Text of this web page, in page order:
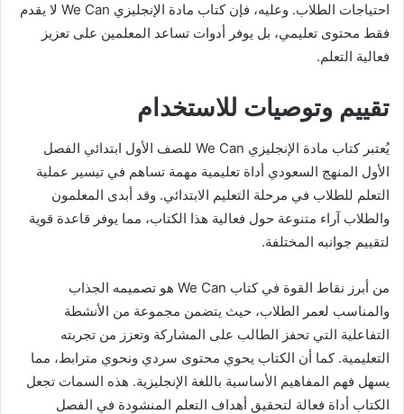
احتياجات الطلاب. وعليه، فإن كتاب مادة الإنجليزي We Can لا يقدم
فقط محتوى تعليمي، بل يوفر أدوات تساعد المعلمين على تعزيز
فعالية التعلم.
تقييم وتوصيات للاستخدام
يُعتبر كتاب مادة الإنجليزي We Can للصف الأول ابتدائي الفصل
الأول المنهج السعودي أداة تعليمية مهمة تساهم في تيسير عملية
التعلم للطلاب في مرحلة التعليم الابتدائي. وقد أبدى المعلمون
والطلاب آراء متنوعة حول فعالية هذا الكتاب، مما يوفر قاعدة قوية
لتقييم جوانبه المختلفة.
من أبرز نقاط القوة في كتاب We Can هو تصميمه الجذاب
والمناسب لعمر الطلاب، حيث يتضمن مجموعة من الأنشطة
التفاعلية التي تحفز الطالب على المشاركة وتعزز من تجربته
التعليمية. كما أن الكتاب يحوي محتوى سردي ونحوي مترابط، مما
يسهل فهم المفاهيم الأساسية باللغة الإنجليزية. هذه السمات تجعل
الكتاب أداة فعالة لتحقيق أهداف التعلم المنشودة في الفصل